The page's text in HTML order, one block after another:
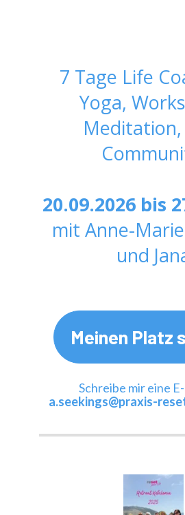
7 Tage Life
Yoga,
20.09.2026 bis
mit Anne-
und
Meinen Platz
a.seekings@praxis-